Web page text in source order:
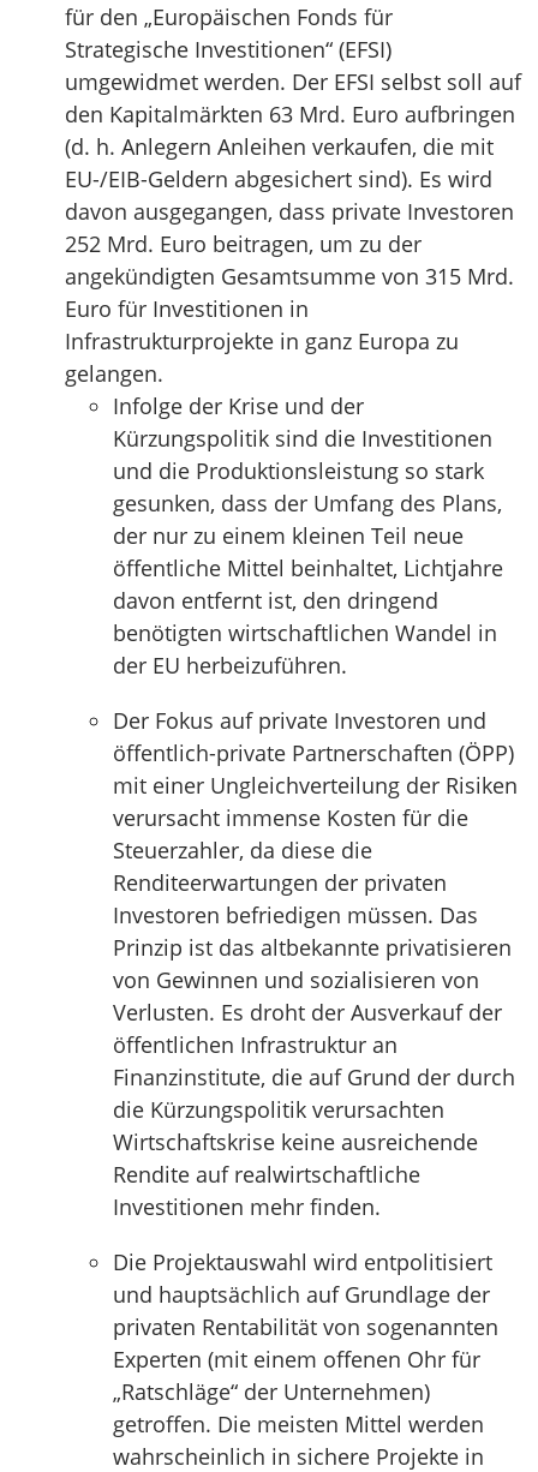
für den „Europäischen Fonds für
Strategische Investitionen“ (EFSI)
umgewidmet werden. Der EFSI selbst soll auf
den Kapitalmärkten 63 Mrd. Euro aufbringen
(d. h. Anlegern Anleihen verkaufen, die mit
EU-/EIB-Geldern abgesichert sind). Es wird
davon ausgegangen, dass private Investoren
252 Mrd. Euro beitragen, um zu der
angekündigten Gesamtsumme von 315 Mrd.
Euro für Investitionen in
Infrastrukturprojekte in ganz Europa zu
gelangen.
Infolge der Krise und der
Kürzungspolitik sind die Investitionen
und die Produktionsleistung so stark
gesunken, dass der Umfang des Plans,
der nur zu einem kleinen Teil neue
öffentliche Mittel beinhaltet, Lichtjahre
davon entfernt ist, den dringend
benötigten wirtschaftlichen Wandel in
der EU herbeizuführen.
Der Fokus auf private Investoren und
öffentlich-private Partnerschaften (ÖPP)
mit einer Ungleichverteilung der Risiken
verursacht immense Kosten für die
Steuerzahler, da diese die
Renditeerwartungen der privaten
Investoren befriedigen müssen. Das
Prinzip ist das altbekannte privatisieren
von Gewinnen und sozialisieren von
Verlusten. Es droht der Ausverkauf der
öffentlichen Infrastruktur an
Finanzinstitute, die auf Grund der durch
die Kürzungspolitik verursachten
Wirtschaftskrise keine ausreichende
Rendite auf realwirtschaftliche
Investitionen mehr finden.
Die Projektauswahl wird entpolitisiert
und hauptsächlich auf Grundlage der
privaten Rentabilität von sogenannten
Experten (mit einem offenen Ohr für
„Ratschläge“ der Unternehmen)
getroffen. Die meisten Mittel werden
wahrscheinlich in sichere Projekte in